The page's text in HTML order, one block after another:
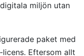
miljön utan
paket med
licens. Eftersom allt